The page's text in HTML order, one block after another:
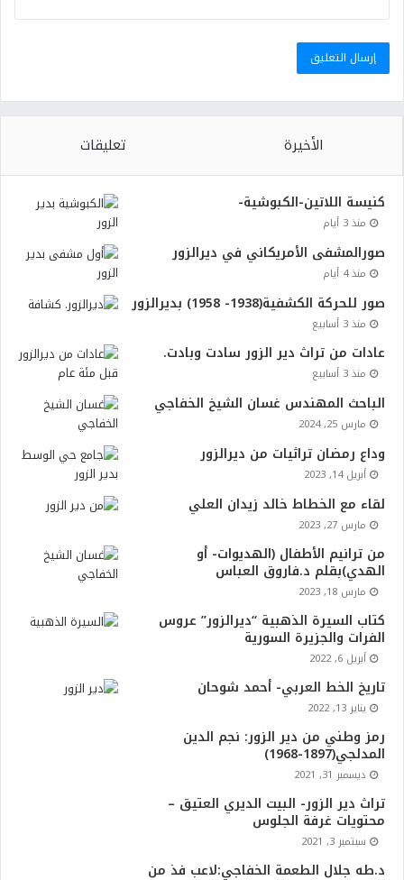
الأخيرة تعليقات
كنيسة اللاتين-الكبوشية-
منذ 3 أيام
صورالمشفى الأمريكاني في ديرالزور
منذ 4 أيام
صور للحركة الكشفية(1938- 1958) بديرالزور
منذ 3 أسابيع
عادات من تراث دير الزور سادت وبادت.
منذ 3 أسابيع
الباحث المهندس غسان الشيخ الخفاجي
مارس 25, 2024
وداع رمضان تراثيات من ديرالزور
أبريل 14, 2023
لقاء مع الخطاط خالد زيدان العلي
مارس 27, 2023
من ترانيم الأطفال (الهديوات- أو
الهدي)بقلم د.فاروق العباس
مارس 18, 2023
كتاب السيرة الذهبية “ديرالزور” عروس
الفرات والجزيرة السورية
أبريل 6, 2022
تاريخ الخط العربي- أحمد شوحان
يناير 13, 2022
رمز وطني من دير الزور: نجم الدين
المدلجي(1897-1968)
ديسمبر 31, 2021
تراث دير الزور- البيت الديري العتيق –
محتويات غرفة الجلوس
سبتمبر 3, 2021
د.طه جلال الطعمة الخفاجي:لاعب فذ من